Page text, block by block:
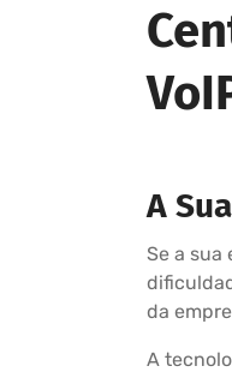
A
Se a sua
da
A